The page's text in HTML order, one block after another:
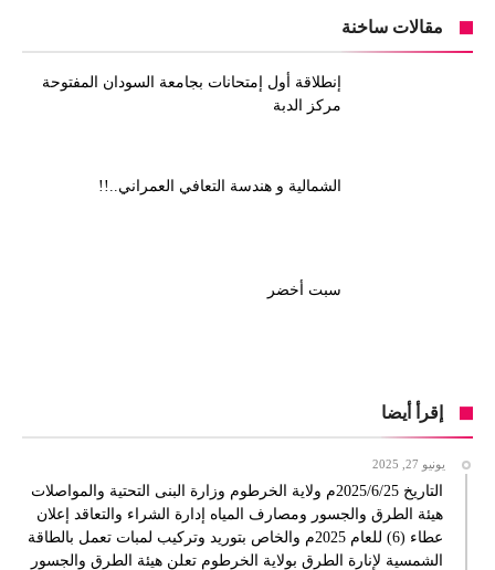
مقالات ساخنة
إنطلاقة أول إمتحانات بجامعة السودان المفتوحة
مركز الدبة
الشمالية و هندسة التعافي العمراني..!!
سبت أخضر
إقرأ أيضا
يونيو 27, 2025
التاريخ 2025/6/25م ولاية الخرطوم وزارة البنى التحتية والمواصلات
هيئة الطرق والجسور ومصارف المياه إدارة الشراء والتعاقد إعلان
عطاء (6) للعام 2025م والخاص بتوريد وتركيب لمبات تعمل بالطاقة
الشمسية لإنارة الطرق بولاية الخرطوم تعلن هيئة الطرق والجسور